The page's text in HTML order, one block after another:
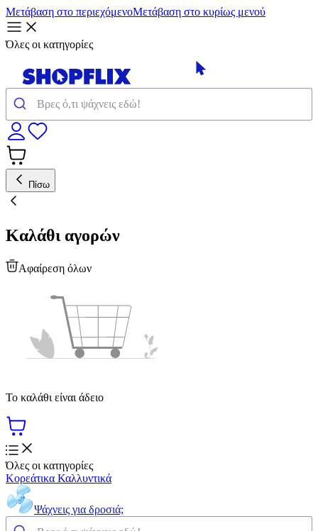
Μετάβαση στο περιεχόμενοΜετάβαση στο κυρίως μενού
Όλες οι κατηγορίες
Πίσω
Καλάθι αγορών
Αφαίρεση όλων
Το καλάθι είναι άδειο
Όλες οι κατηγορίες
Κορεάτικα Καλλυντικά
Ψάχνεις για δροσιά;